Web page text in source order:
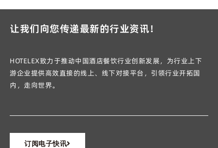
让我们向您传递最新的行业资讯！
HOTELEX致力于推动中国酒店餐饮行业创新发展，为行业上下
游企业提供高效直接的线上、线下对接平台，引领行业开拓国
内，走向世界。
订阅电子快讯